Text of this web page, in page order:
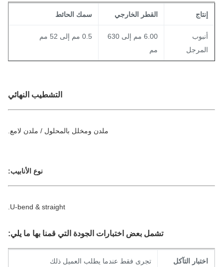
القطر الخارجي سمك الحائط
6.00 مم إلى 630
0.5 مم إلى 52 مم
التشطيب النهائي
ملدن ومخلل بالمحلول / ملدن لامع.
نوع الأنابيب:
U-bend & straight.
تشمل بعض اختبارات الجودة التي قمنا بها ما يلي:
التآكل تجرى فقط عندما يطلب العميل ذلك